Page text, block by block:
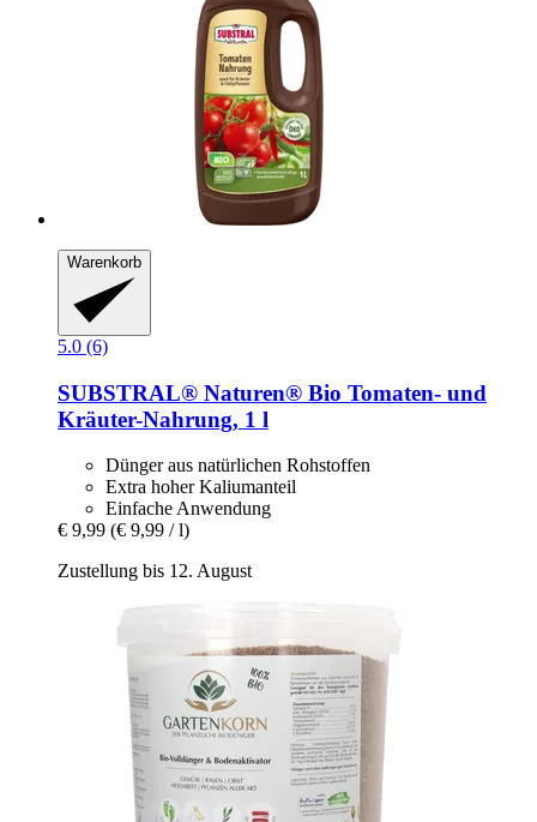
Warenkorb
5.0 (6)
SUBSTRAL® Naturen® Bio Tomaten-​ und
Kräuter-​Nahrung, 1 l
Dünger aus natürlichen Rohstoffen
Extra hoher Kaliumanteil
Einfache Anwendung
€ 9,99 (€ 9,99 / l)
Zustellung bis 12. August